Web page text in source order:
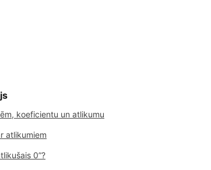
koeficientu un atlikumu
atlikumiem
0”?